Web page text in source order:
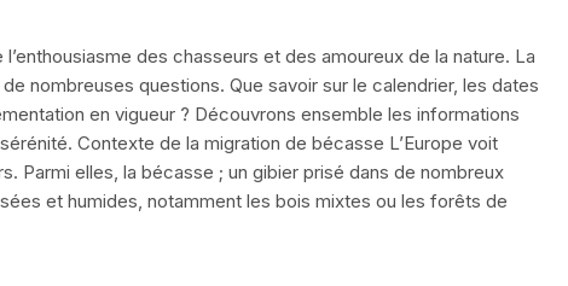
des chasseurs et des amoureux de la nature. La
nombreuses questions. Que savoir sur le calendrier, les dates
en vigueur ? Découvrons ensemble les informations
Contexte de la migration de bécasse L’Europe voit
Parmi elles, la bécasse ; un gibier prisé dans de nombreux
et humides, notamment les bois mixtes ou les forêts de